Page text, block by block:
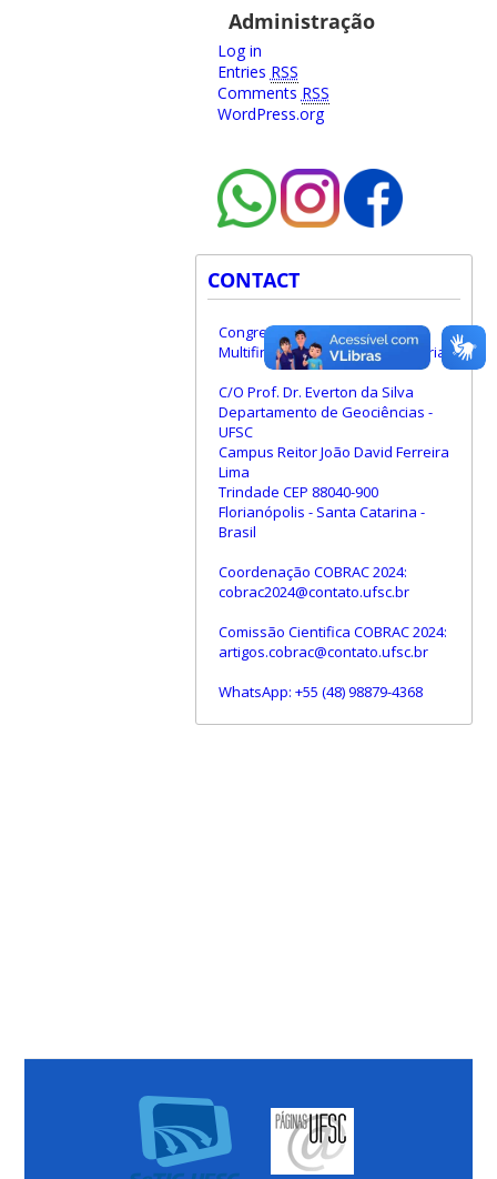
Administração
Log in
Entries RSS
Comments RSS
WordPress.org
CONTACT
Congresso de Cadastro
Multifinalitário e Gestão Territorial
C/O Prof. Dr. Everton da Silva
Departamento de Geociências -
UFSC
Campus Reitor João David Ferreira
Lima
Trindade CEP 88040-900
Florianópolis - Santa Catarina -
Brasil
Coordenação COBRAC 2024:
cobrac2024@contato.ufsc.br
Comissão Cientifica COBRAC 2024:
artigos.cobrac@contato.ufsc.br
WhatsApp: +55 (48) 98879-4368